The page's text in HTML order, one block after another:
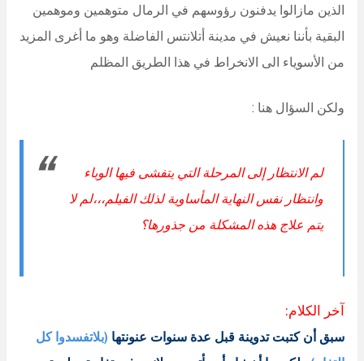
الذين مازالوا يدفنون رؤوسهم في الرمال متوهمين وموهمين
البقية بأننا نعيش في مدينة أتلانتس الفاضلة وهو ما أغرى المزيد
من الأسوياء الى الانخراط في هذا الطريق المظلم
ولكن السؤال هنا :
لم الانتظار إلى المرحلة التي يتفشى فيها الوباء
وانتظار نفس النهاية المأساوية لذلك الفيلم،،،لم لا
يتم علاج هذه المشكلة من جذورها؟
آخر الكلام:
سبق أن كتبت تدوينة قبل عدة سنوات عنونتها (بلاتفسدوا كل